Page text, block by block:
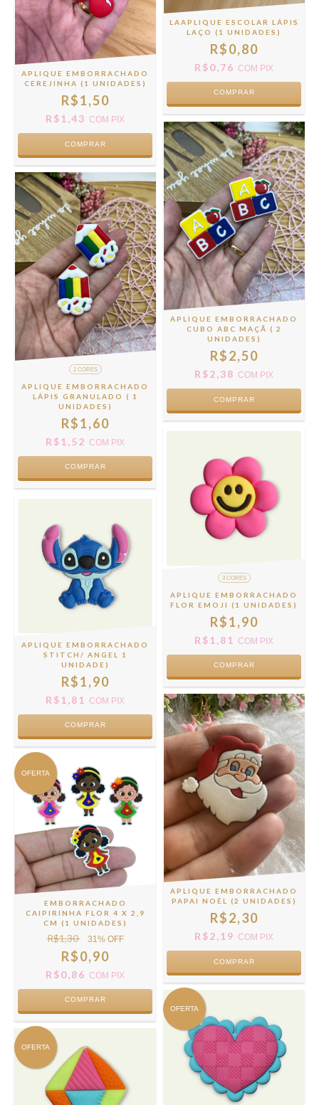
APLIQUE EMBORRACHADO
CEREJINHA (1 UNIDADES)
R$1,50
R$1,43 COM PIX
LAAPLIQUE ESCOLAR LÁPIS
LAÇO (1 UNIDADES)
R$0,80
R$0,76 COM PIX
COMPRAR
2 CORES
APLIQUE EMBORRACHADO
LÁPIS GRANULADO ( 1
UNIDADES)
R$1,60
R$1,52 COM PIX
COMPRAR
APLIQUE EMBORRACHADO
CUBO ABC MAÇÃ ( 2
UNIDADES)
R$2,50
R$2,38 COM PIX
APLIQUE EMBORRACHADO
STITCH/ ANGEL 1
UNIDADE)
R$1,90
R$1,81 COM PIX
COMPRAR
3 CORES
APLIQUE EMBORRACHADO
FLOR EMOJI (1 UNIDADES)
R$1,90
R$1,81 COM PIX
COMPRAR
OFERTA
EMBORRACHADO
CAIPIRINHA FLOR 4 X 2,9
CM (1 UNIDADES)
R$1,30 31% OFF
R$0,90
R$0,86 COM PIX
COMPRAR
APLIQUE EMBORRACHADO
PAPAI NOÉL (2 UNIDADES)
R$2,30
R$2,19 COM PIX
OFERTA
OFERTA